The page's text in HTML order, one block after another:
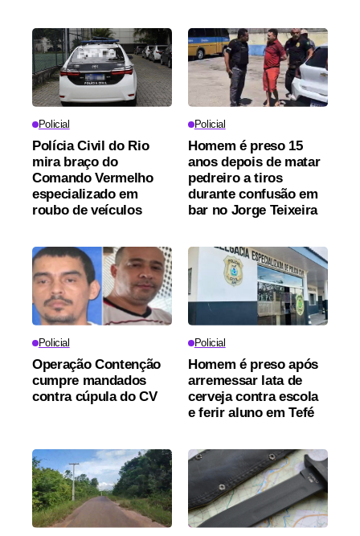
Policial
Polícia Civil do Rio
mira braço do
Comando Vermelho
especializado em
roubo de veículos
Policial
Homem é preso 15
anos depois de matar
pedreiro a tiros
durante confusão em
bar no Jorge Teixeira
Policial
Operação Contenção
cumpre mandados
contra cúpula do CV
Policial
Homem é preso após
arremessar lata de
cerveja contra escola
e ferir aluno em Tefé